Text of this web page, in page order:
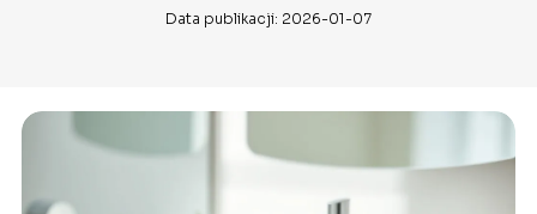
Data publikacji: 2026-01-07